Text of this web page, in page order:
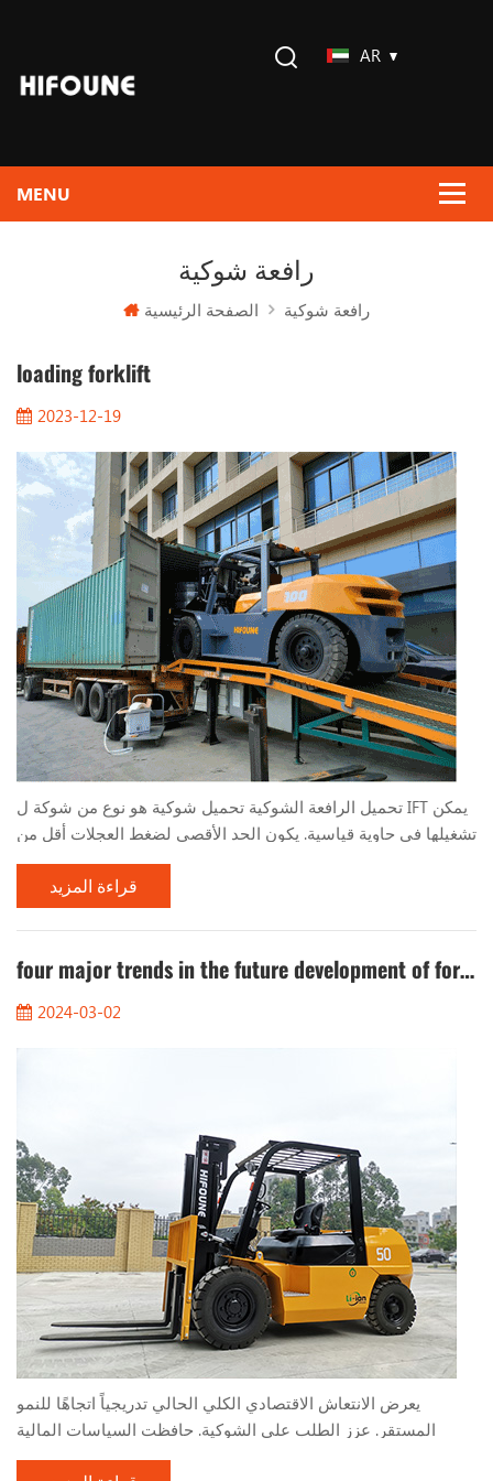
AR
رافعة شوكية
الصفحة الرئيسية رافعة شوكية
loading forklift
2023-12-19
تحميل الرافعة الشوكية تحميل شوكية هو نوع من شوكة ل IFT يمكن
تشغيلها في حاوية قياسية. يكون الحد الأقصى لضغط العجلات أقل من
قيمة ضغط العجلة المسموح بها للوحة السفلية الحاوية القياسية ،
ويمكن تشغيله بأمان داخل الحاوية ، وهو مناسب للتشغيل في
محطات الموانئ والأماكن الأخرى. تم تطوير أول عملية حاويات في
الصين بنجاح في عام 1985 ، ومرت التقييم الفني ووضعها رسميًا في
عام 1988. كنموذج خاص يتم تحويله إلى عملي...
قراءة المزيد
four major trends in the future development of forklifts
2024-03-02
يعرض الانتعاش الاقتصادي الكلي الحالي تدريجياً اتجاهًا للنمو
المستقر. عزز الطلب على الشوكية. حافظت السياسات المالية
النشطة وبناء البنية التحتية التي تنفذها البلاد على معدل نمو مرتفع ،